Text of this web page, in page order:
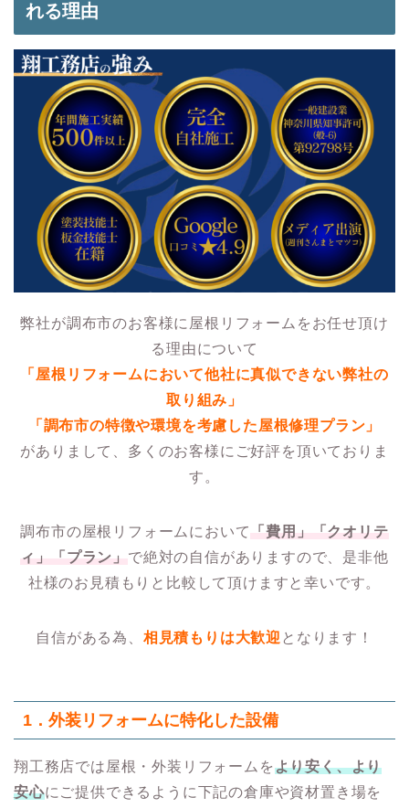
れる理由
弊社が調布市のお客様に屋根リフォームをお任せ頂け
る理由について
「屋根リフォームにおいて他社に真似できない弊社の
取り組み」
「調布市の特徴や環境を考慮した屋根修理プラン」
がありまして、多くのお客様にご好評を頂いておりま
す。
調布市の屋根リフォームにおいて
「費用」「クオリテ
ィ」「プラン」 で絶対の自信がありますので、是非他
社様のお見積もりと比較して頂けますと幸いです。
自信がある為、 相見積もりは大歓迎 となります！
1． 外装リフォームに特化した設備
翔工務店では屋根・外装リフォームをより安く、より
安心にご提供できるように下記の倉庫や資材置き場を